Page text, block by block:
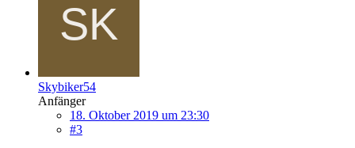
Skybiker54
Anfänger
18. Oktober 2019 um 23:30
#3